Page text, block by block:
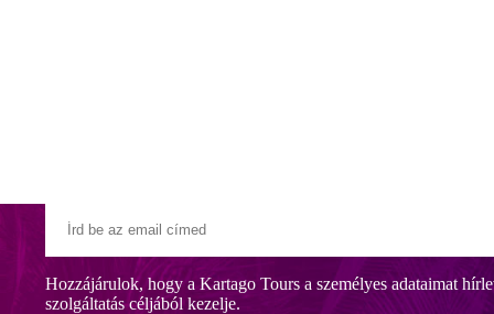
Hozzájárulok, hogy a Kartago Tours a személyes adataimat
szolgáltatás céljából kezelje.